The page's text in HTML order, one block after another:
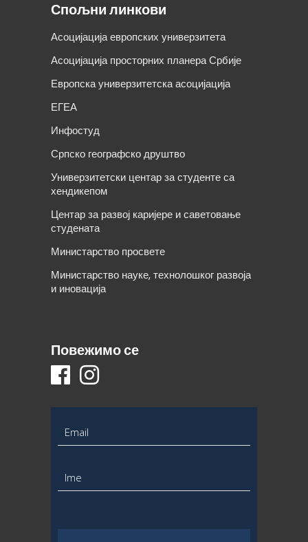
Спољни линкови
Асоцијација европских универзитета
Асоцијација просторних планера Србије
Европска универзитетска асоцијација
ЕГЕА
Инфостуд
Српско географско друштво
Универзитетски центар за студенте са
хендикепом
Центар за развој каријере и саветовање
студената
Министарство просвете
Министарство науке, технолошког развоја
и иновација
Повежимо се